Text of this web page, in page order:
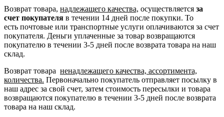
Возврат товара, надлежащего качества, осуществляется за
счет покупателя в течении 14 дней после покупки. То
есть почтовые или транспортные услуги оплачиваются за счет
покупателя. Деньги уплаченные за товар возвращаются
покупателю в течении 3-5 дней после возврата товара на наш
склад.
Возврат товара ненадлежащего качества, ассортимента,
количества. Первоначально покупатель отправляет посылку в
наш адрес за свой счет, затем стоимость пересылки и товара
возвращаются покупателю в течении 3-5 дней после возврата
товара на наш склад.